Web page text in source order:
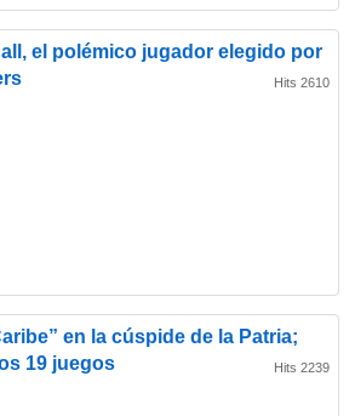
el polémico jugador elegido por
Hits 2610
en la cúspide de la Patria;
19 juegos
Hits 2239